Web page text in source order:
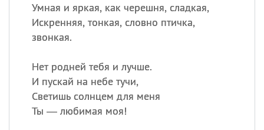
Умная и яркая, как черешня, сладкая,
Искренняя, тонкая, словно птичка,
звонкая.
Нет родней тебя и лучше.
И пускай на небе тучи,
Светишь солнцем для меня
Ты — любимая моя!